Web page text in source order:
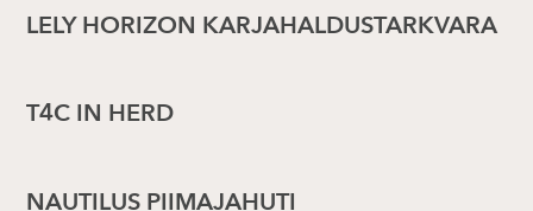
LELY HORIZON KARJAHALDUSTARKVARA
T4C IN HERD
NAUTILUS PIIMAJAHUTI